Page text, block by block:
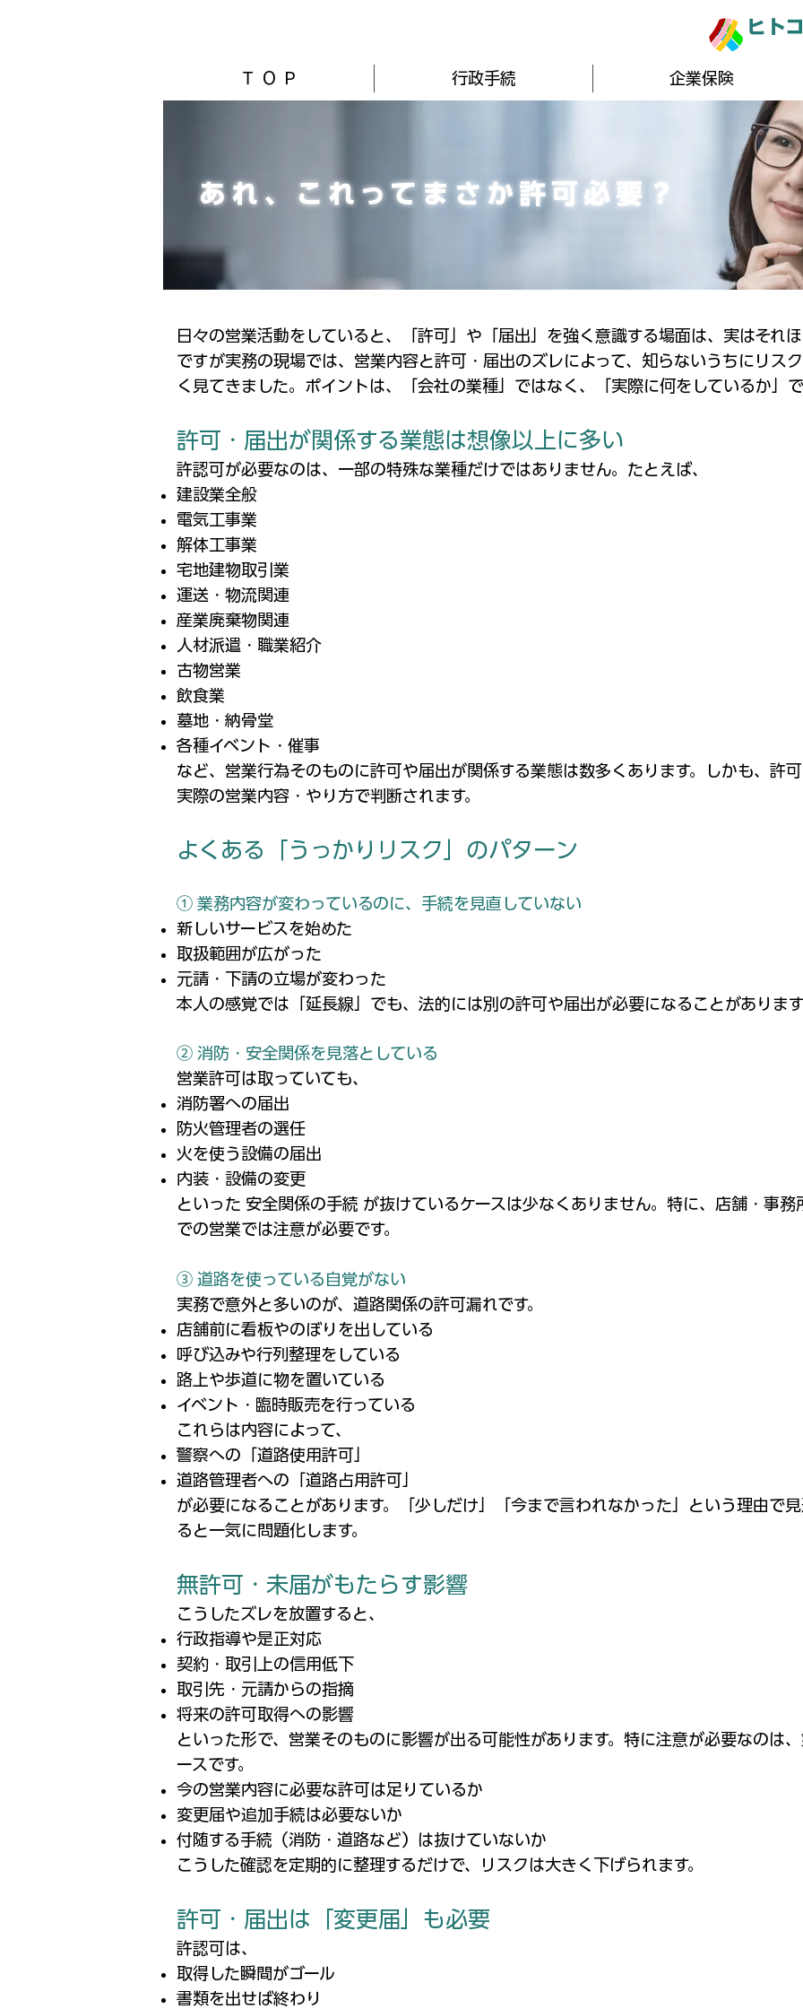
ヒト
Ｔ Ｏ Ｐ
行政手続 企業保険
​あれ、これってまさか許可必要？
日々の営業活動をしていると、「許可」や「届出」を強く意識する場面は、実はそれ
ですが実務の現場では、営業内容と許可・届出のズレによって、知らないうちにリス
く見てきました。 ポイントは、「会社の業種」ではなく、「実際に何をしているか」で
許可・届出が関係する業態は想像以上に多い
許認可が必要なのは、一部の特殊な業種だけではありません。 たとえば、
建設業全般
電気工事業
解体工事業
宅地建物取引業
運送・物流関連
産業廃棄物関連
人材派遣・職業紹介
古物営業
飲食業
​墓地・納骨堂
各種イベント・催事
など、営業行為そのものに許可や届出が関係する業態は数多くあります。
しかも、許
実際の営業内容・やり方で判断されます。
よくある「うっかりリスク」のパターン
① 業務内容が変わっているのに、手続を見直していない
新しいサービスを始めた
取扱範囲が広がった
元請・下請の立場が変わった
本人の感覚では「延長線」でも、法的には別の許可や届出が必要になることがあります
② 消防・安全関係を見落としている
営業許可は取っていても、
消防署への届出
防火管理者の選任
火を使う設備の届出
内装・設備の変更
といった 安全関係の手続 が抜けているケースは少なくありません。 特に、店舗・事務
での営業では注意が必要です。
③ 道路を使っている自覚がない
実務で意外と多いのが、道路関係の許可漏れです。
店舗前に看板やのぼりを出している
呼び込みや行列整理をしている
路上や歩道に物を置いている
イベント・臨時販売を行っている
これらは内容によって、
警察への「道路使用許可」
道路管理者への「道路占用許可」
が必要になることがあります。
「少しだけ」「今まで言われなかった」という理由で
ると一気に問題化します。
無許可・未届がもたらす影響
こうしたズレを放置すると、
行政指導や是正対応
契約・取引上の信用低下
取引先・元請からの指摘
将来の許可取得への影響
といった形で、営業そのものに影響が出る可能性があります。 特に注意が必要なのは
ースです。
今の営業内容に必要な許可は足りているか
変更届や追加手続は必要ないか
付随する手続（消防・道路など）は抜けていないか
こうした確認を定期的に整理するだけで、リスクは大きく下げられます。
許可・届出は「変更届」も必要
許認可は、
取得した瞬間がゴール
書類を出せば終わり